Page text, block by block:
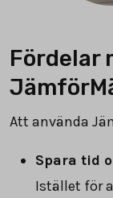
Fördelar
Att använda
Spara tid
Istället för